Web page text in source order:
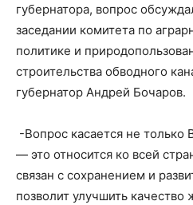
губернатора, вопрос
заседании комитета по
политике и
строительства обводного
губернатор Андрей Бочаров.
-Вопрос касается не только
— это относится ко всей
связан с сохранением и
позволит улучшить качество